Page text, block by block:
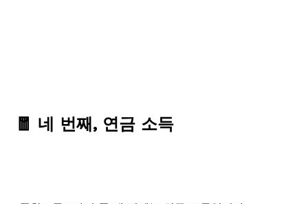
🧧 네 번째, 연금 소득